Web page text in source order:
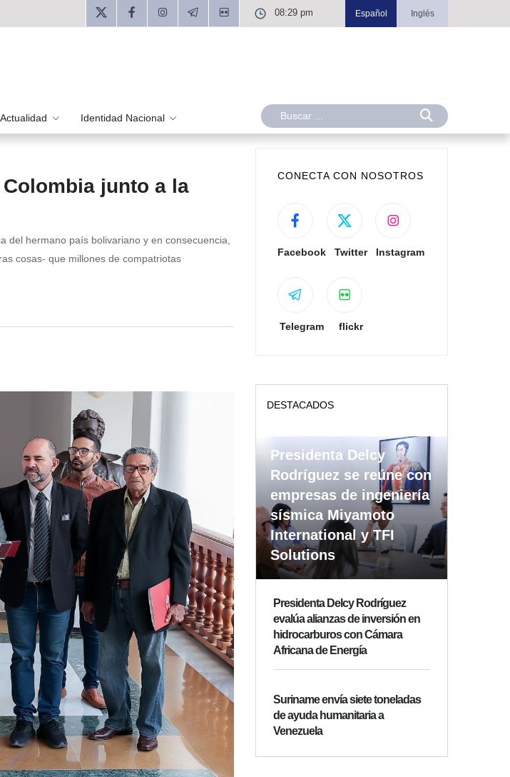
08:29 pm Español Inglés
Actualidad Identidad Nacional
junto a la
del hermano país bolivariano y en consecuencia,
cosas- que millones de compatriotas
CONECTA CON NOSOTROS
Facebook Twitter Instagram
Telegram flickr
DESTACADOS
Presidenta Delcy
Rodríguez se reúne con
empresas de ingeniería
sísmica Miyamoto
International y TFI
Solutions
Presidenta Delcy Rodríguez
evalúa alianzas de inversión en
hidrocarburos con Cámara
Africana de Energía
Suriname envía siete toneladas
de ayuda humanitaria a
Venezuela